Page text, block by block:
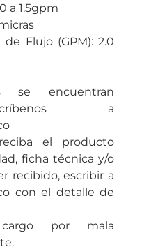
a 1.5gpm
Flujo (GPM): 2.0
se encuentran
a
el producto
ficha técnica y/o
recibido, escribir a
con el detalle de
por mala